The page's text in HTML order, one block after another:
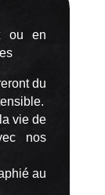
ou en
du
vie de
nos
au